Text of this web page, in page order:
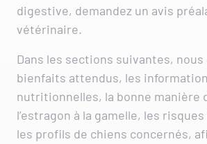
digestive, demandez un avis
vétérinaire.
Dans les sections suivantes,
bienfaits attendus, les
nutritionnelles, la bonne manière
l’estragon à la gamelle, les
les profils de chiens concernés,